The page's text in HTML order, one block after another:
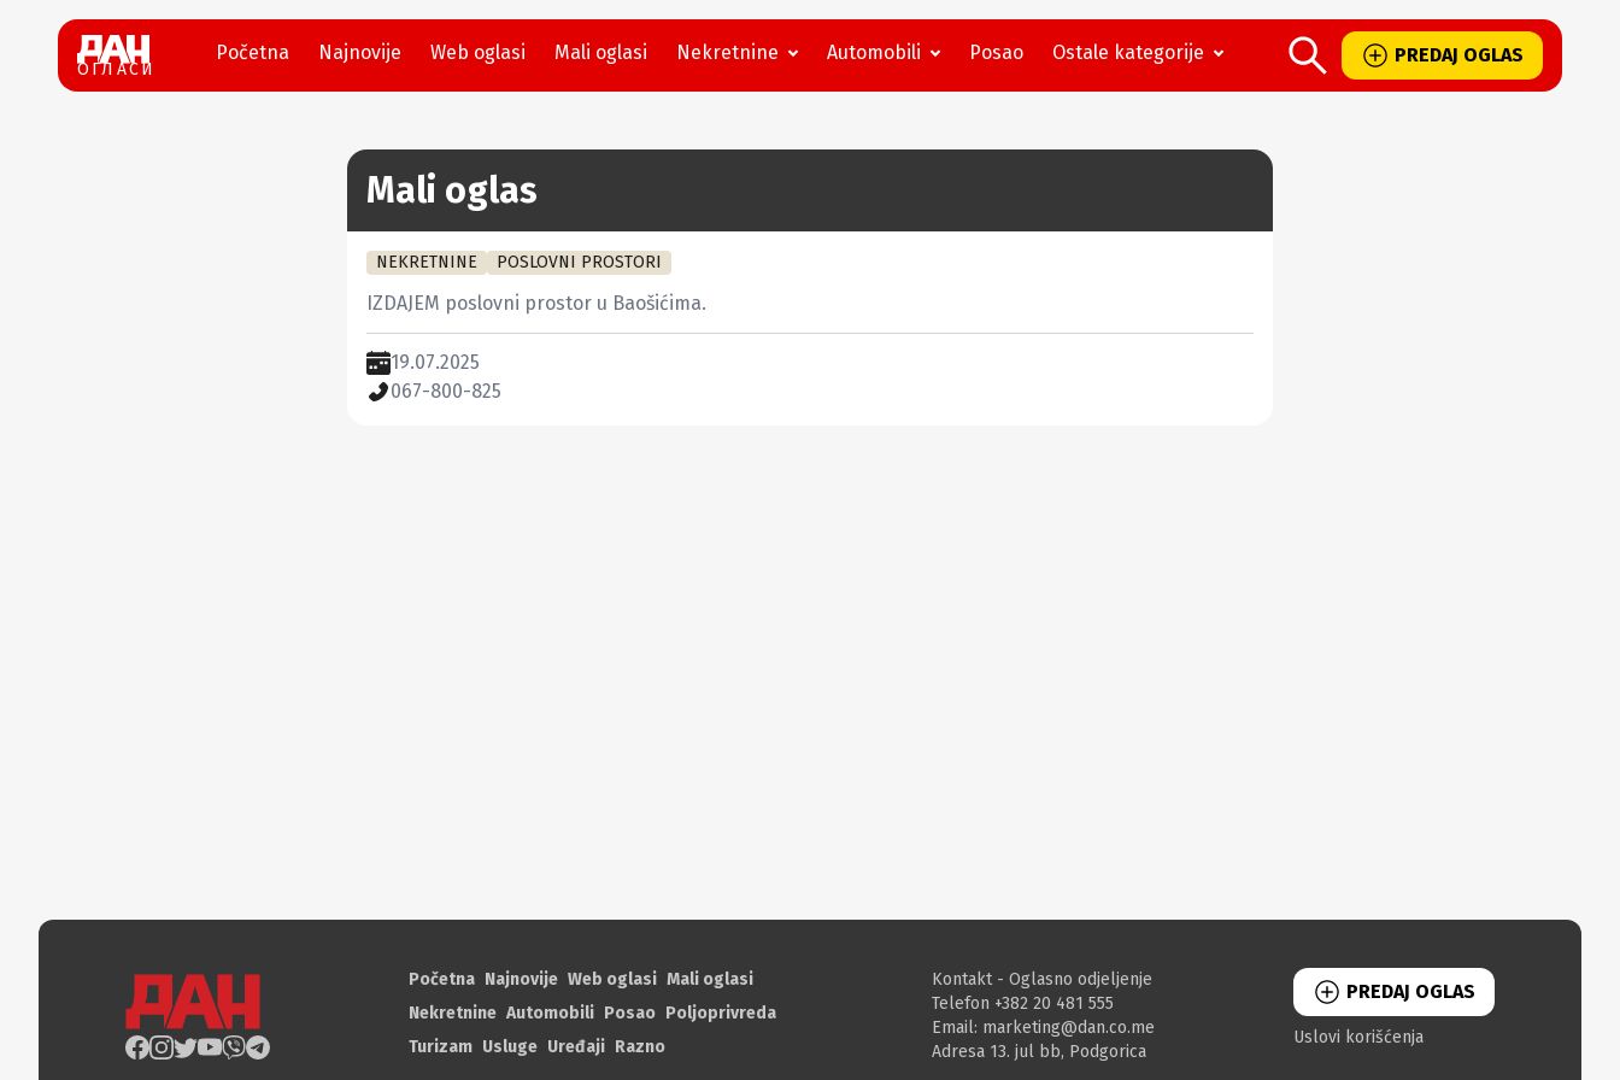
ОГЛАСИ
Početna Najnovije Web oglasi Mali oglasi Nekretnine Automobili Posao Ostale kategorije PREDAJ OGLAS
Mali oglas
NEKRETNINE POSLOVNI PROSTORI
IZDAJEM poslovni prostor u Baošićima.
19.07.2025
067-800-825
Početna Najnovije Web oglasi Mali oglasi
Nekretnine Automobili Posao Poljoprivreda
Turizam Usluge Uređaji Razno
Kontakt - Oglasno odjeljenje
Telefon +382 20 481 555
Email: marketing@dan.co.me
Adresa 13. jul bb, Podgorica
PREDAJ OGLAS
Uslovi korišćenja